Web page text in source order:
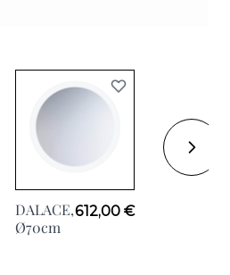
DALACE,
Ø70cm
612,00 €